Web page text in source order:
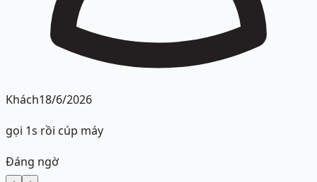
Khách18/6/2026
gọi 1s rồi cúp máy
Đáng ngờ